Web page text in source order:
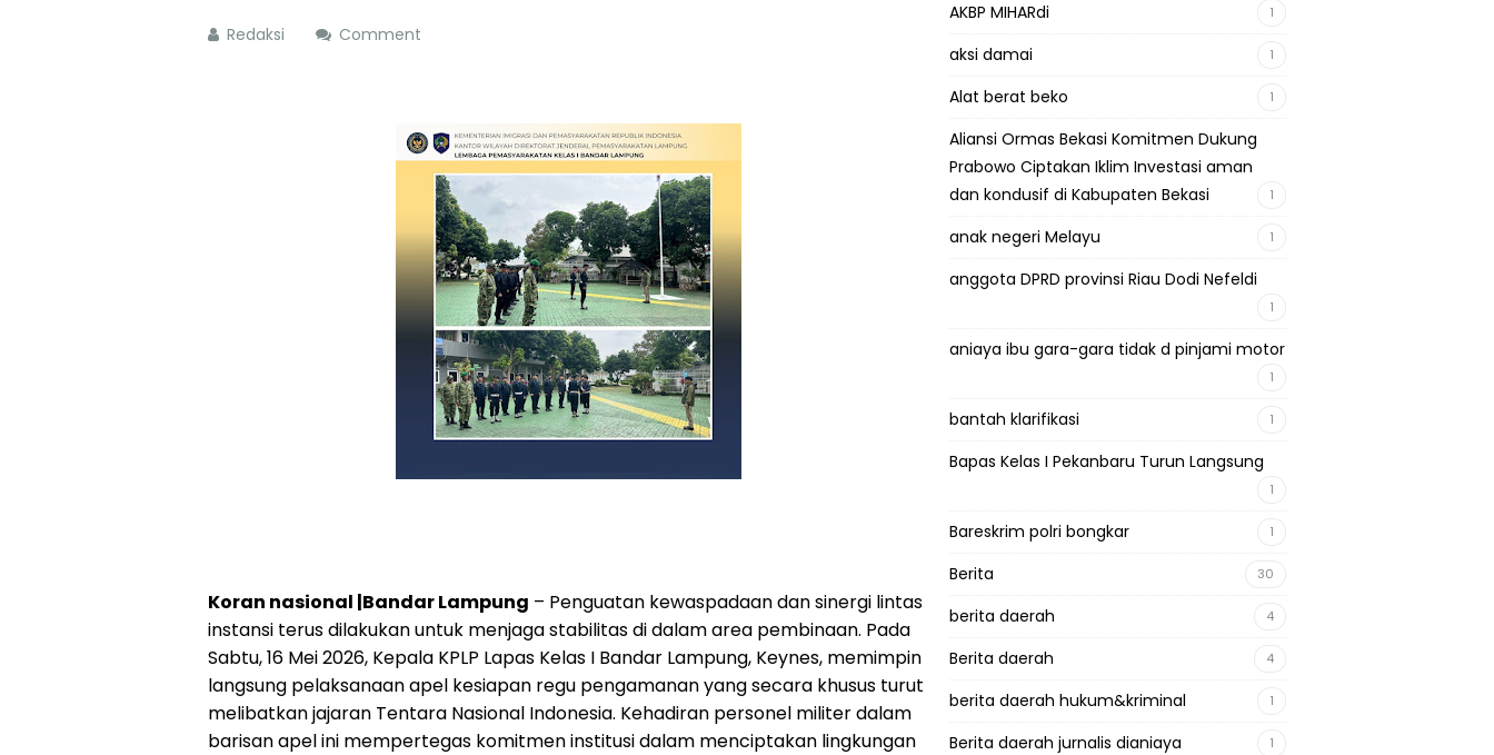
Redaksi Comment
Koran nasional |Bandar Lampung – Penguatan kewaspadaan dan sinergi lintas
instansi terus dilakukan untuk menjaga stabilitas di dalam area pembinaan. Pada
Sabtu, 16 Mei 2026, Kepala KPLP Lapas Kelas I Bandar Lampung, Keynes, memimpin
langsung pelaksanaan apel kesiapan regu pengamanan yang secara khusus turut
melibatkan jajaran Tentara Nasional Indonesia. Kehadiran personel militer dalam
barisan apel ini mempertegas komitmen institusi dalam menciptakan lingkungan
AKBP MIHARdi 1
aksi damai 1
Alat berat beko 1
Aliansi Ormas Bekasi Komitmen Dukung
Prabowo Ciptakan Iklim Investasi aman
dan kondusif di Kabupaten Bekasi
1
anak negeri Melayu 1
anggota DPRD provinsi Riau Dodi Nefeldi
1
aniaya ibu gara-gara tidak d pinjami motor
1
bantah klarifikasi 1
Bapas Kelas I Pekanbaru Turun Langsung
1
Bareskrim polri bongkar 1
Berita 30
berita daerah 4
Berita daerah 4
berita daerah hukum&kriminal 1
Berita daerah jurnalis dianiaya 1